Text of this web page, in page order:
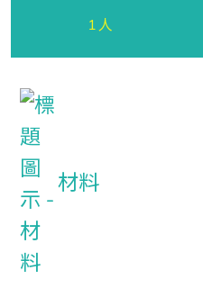
1人
材料